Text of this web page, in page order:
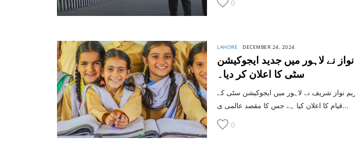
0
LAHORE DECEMBER 24, 2024
نے لاہور میں جدید ایجوکیشن
سٹی کا اعلان کر دیا۔
نواز شریف نے لاہور میں ایجوکیشن سٹی کے
قیام کا اعلان کیا ہے جس کا مقصد عالمی ی...
0